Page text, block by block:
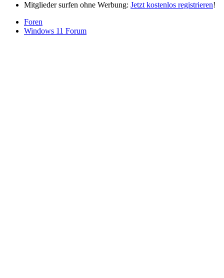
Mitglieder surfen ohne Werbung: Jetzt kostenlos registrieren!
Foren
Windows 11 Forum